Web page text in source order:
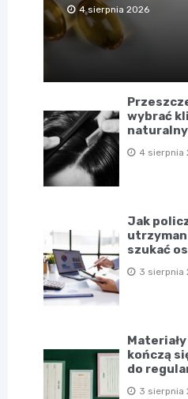
4 sierpnia 2026
wybrać
4 sierpnia
Jak
szukać
3 sierpnia
kończą
do
3 sierpnia